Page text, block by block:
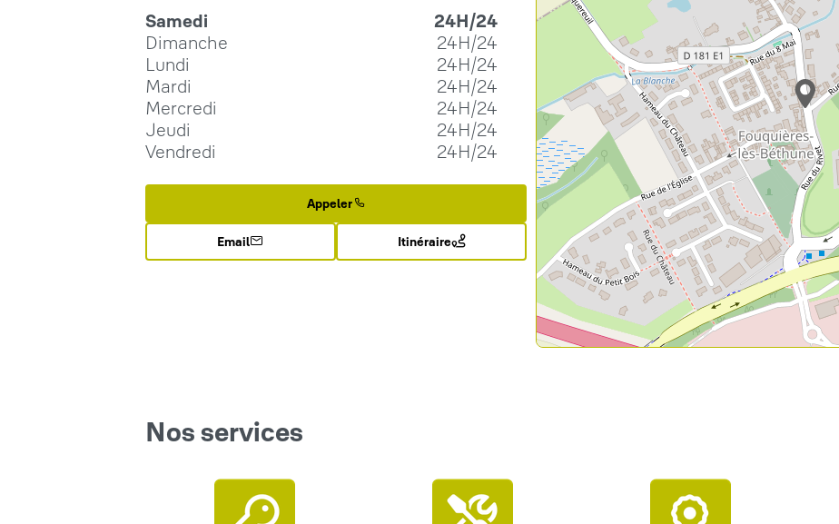
Samedi
24H/24
Dimanche
24H/24
Lundi
24H/24
Mardi
24H/24
Mercredi
24H/24
Jeudi
24H/24
Vendredi
24H/24
Appeler
Email Itinéraire
Nos services